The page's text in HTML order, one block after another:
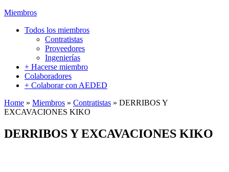
Miembros
Todos los miembros
Contratistas
Proveedores
Ingenierías
+ Hacerse miembro
Colaboradores
+ Colaborar con AEDED
Home » Miembros » Contratistas » DERRIBOS Y
EXCAVACIONES KIKO
DERRIBOS Y EXCAVACIONES KIKO